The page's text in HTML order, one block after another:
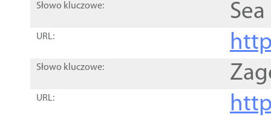
Słowo kluczowe:
URL:
Słowo kluczowe:
URL: